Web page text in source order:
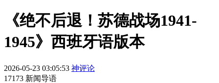
《绝不后退！苏德战场1941-
1945》西班牙语版本
2026-05-23 03:05:53 神评论
17173 新闻导语